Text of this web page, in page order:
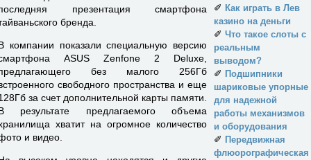
презентация смартфона
бренда.
компании показали специальную версию
ASUS Zenfone 2 Deluxe,
без малого 256Гб
свободного пространства и еще
за счет дополнительной карты памяти.
результате предлагаемого объема
хватит на огромное количество
и видео.
✐ Как играть в Лев
казино на деньги
✐ Что такое слоты с
реальным
выводом?
✐ Подшипники
шариковые упорные
для надежной
работы механизмов
и оборудования
✐ Передвижная
флюорографическая